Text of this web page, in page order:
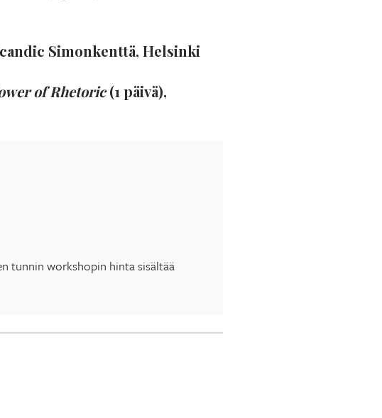
Simonkenttä, Helsinki
of Rhetoric(1 päivä),
tunnin workshopin hinta sisältää